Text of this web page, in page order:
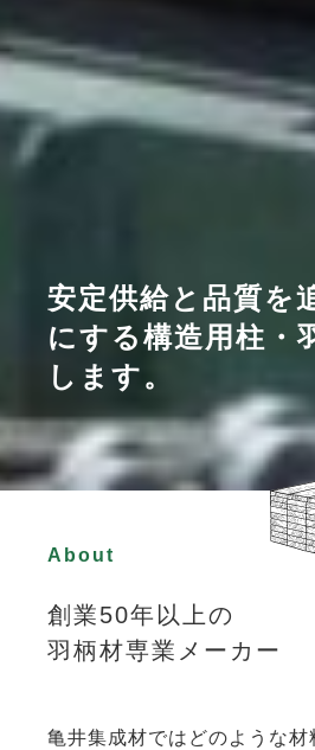
安定供給と品質を
にする構造用柱・
します。
About
創業50年以上の
羽柄材専業メーカー
亀井集成材ではどのような材